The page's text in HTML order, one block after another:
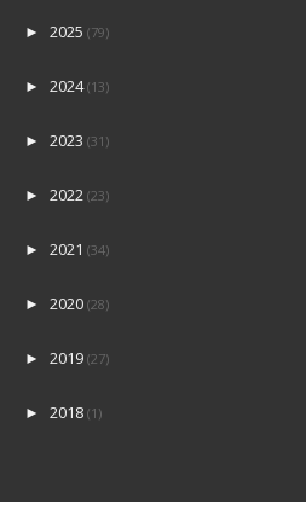
► 2025 (79)
► 2024(13)
► 2023 (31)
► 2022 (23)
► 2021 (34)
► 2020 (28)
► 2019 (27)
► 2018 (1)